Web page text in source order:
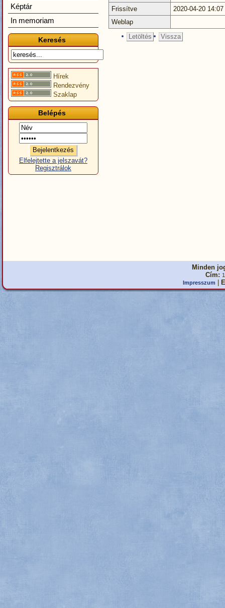
Képtár
In memoriam
Keresés
Hírek
Rendezvény
Szaklap
Belépés
Elfelejtette a jelszavát?
Regisztrálok
Frissítve
2020-04-20 14:07
Weblap
Letöltés
Vissza
Minden
Cím:
Impresszum